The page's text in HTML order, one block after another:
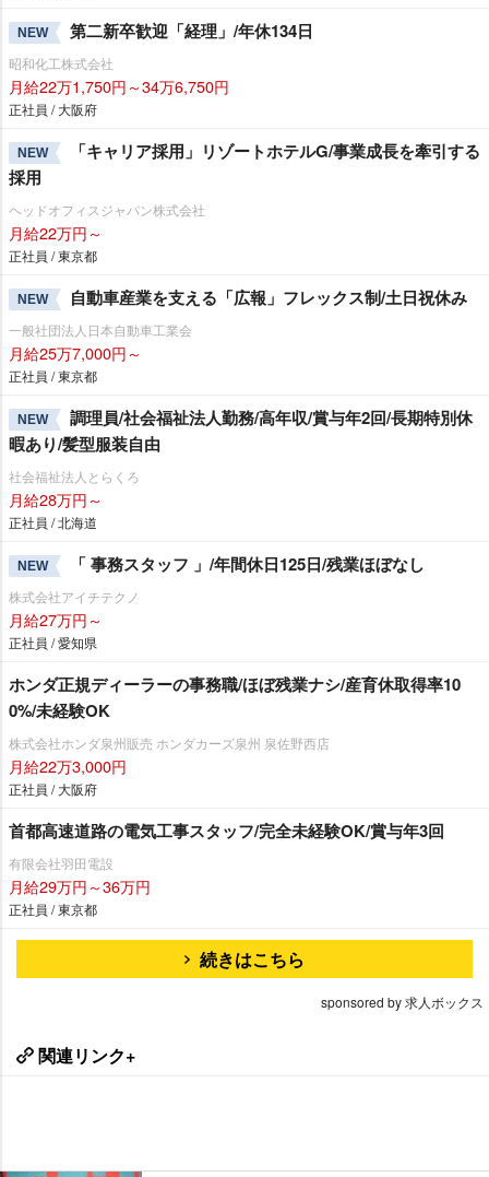
NEW 第二新卒歓迎「経理」/年休134日
昭和化工株式会社
月給22万1,750円～34万6,750円
正社員 / 大阪府
NEW
「キャリア採用」リゾートホテルG/事業成長を牽引する
採用
ヘッドオフィスジャパン株式会社
月給22万円～
正社員 / 東京都
NEW 自動車産業を支える「広報」フレックス制/土日祝休み
一般社団法人日本自動車工業会
月給25万7,000円～
正社員 / 東京都
NEW
調理員/社会福祉法人勤務/高年収/賞与年2回/長期特別休
暇あり/髪型服装自由
社会福祉法人とらくろ
月給28万円～
正社員 / 北海道
NEW 「 事務スタッフ 」/年間休日125日/残業ほぼなし
株式会社アイチテクノ
月給27万円～
正社員 / 愛知県
ホンダ正規ディーラーの事務職/ほぼ残業ナシ/産育休取得率10
0%/未経験OK
株式会社ホンダ泉州販売 ホンダカーズ泉州 泉佐野西店
月給22万3,000円
正社員 / 大阪府
首都高速道路の電気工事スタッフ/完全未経験OK/賞与年3回
有限会社羽田電設
月給29万円～36万円
正社員 / 東京都
続きはこちら
sponsored by 求人ボックス
関連リンク+